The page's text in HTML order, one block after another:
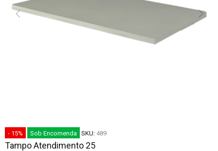
- 15% Sob Encomenda SKU: 489
Tampo Atendimento 25